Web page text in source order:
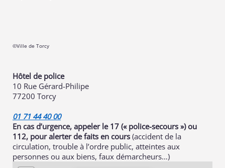
©Ville de Torcy
Hôtel de police
10 Rue Gérard-Philipe
77200 Torcy
01 71 44 40 00
En cas d’urgence, appeler le 17 (« police-secours ») ou
112, pour alerter de faits en cours (accident de la
circulation, trouble à l’ordre public, atteintes aux
personnes ou aux biens, faux démarcheurs…)